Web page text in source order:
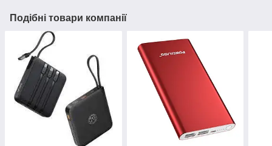
Подібні товари компанії